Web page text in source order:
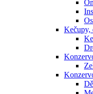
Kečupy,